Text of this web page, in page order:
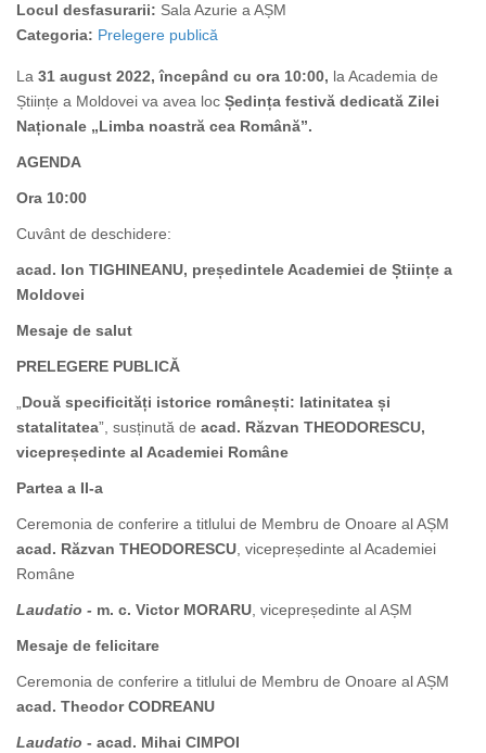
Locul desfasurarii: Sala Azurie a AȘM
Categoria: Prelegere publică
La 31 august 2022, începând cu ora 10:00, la Academia de
Științe a Moldovei va avea loc Ședința festivă dedicată Zilei
Naționale „Limba noastră cea Română”.
AGENDA
Ora 10:00
Cuvânt de deschidere:
acad. Ion TIGHINEANU, președintele Academiei de Științe a
Moldovei
Mesaje de salut
PRELEGERE PUBLICĂ
Două specificități istorice românești: latinitatea și
statalitatea”, susținută de acad. Răzvan THEODORESCU,
vicepreședinte al Academiei Române
Partea a II-a
Ceremonia de conferire a titlului de Membru de Onoare al AȘM
acad. Răzvan THEODORESCU , vicepreședinte al Academiei
Române
Laudatio - m. c. Victor MORARU , vicepreședinte al AȘM
Mesaje de felicitare
Ceremonia de conferire a titlului de Membru de Onoare al AȘM
acad. Theodor CODREANU
Laudatio - acad. Mihai CIMPOI